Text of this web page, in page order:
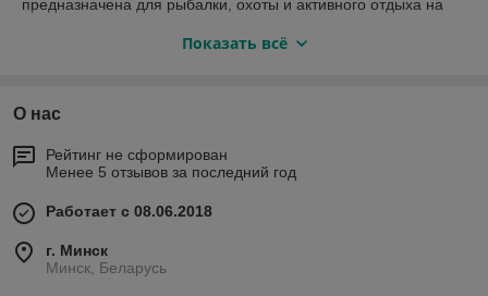
предназначена для рыбалки, охоты и активного отдыха на
для любых задач, начиная от легкой одноместной лодки
Показать всё
О нас
Рейтинг не сформирован
Менее 5 отзывов за последний год
Работает с 08.06.2018
г. Минск
Минск, Беларусь